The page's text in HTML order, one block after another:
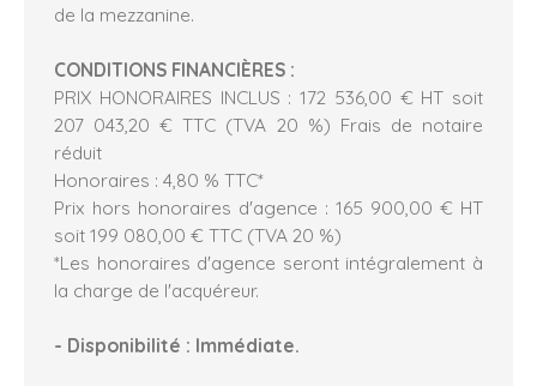
de la mezzanine.
CONDITIONS FINANCIÈRES :
PRIX HONORAIRES INCLUS : 172 536,00 € HT soit
207 043,20 € TTC (TVA 20 %) Frais de notaire
réduit
Honoraires : 4,80 % TTC*
Prix hors honoraires d'agence : 165 900,00 € HT
soit 199 080,00 € TTC (TVA 20 %)
*Les honoraires d'agence seront intégralement à
la charge de l'acquéreur.
- Disponibilité : Immédiate.